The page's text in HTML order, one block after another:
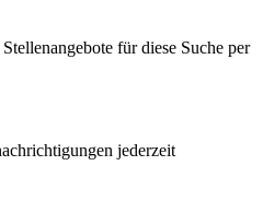
für diese Suche per
jederzeit